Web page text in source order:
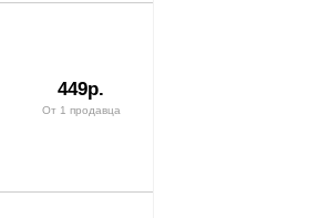
449р.
От 1 продавца